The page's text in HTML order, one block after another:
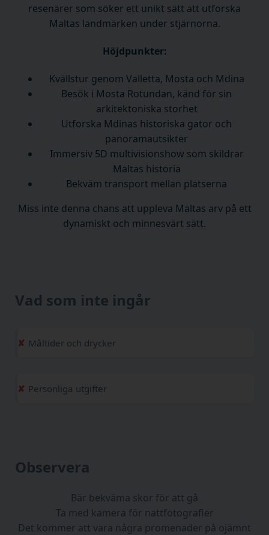
resenärer som söker ett unikt sätt att utforska
Maltas landmärken under stjärnorna.
Höjdpunkter:
Kvällstur genom Valletta, Mosta och Mdina
Besök i Mosta Rotundan, känd för sin
arkitektoniska storhet
Utforska Mdinas historiska gator och
panoramautsikter
Immersiv 5D multivisionshow som skildrar
Maltas historia
Bekväm transport mellan platserna
Miss inte denna chans att uppleva Maltas arv på ett
dynamiskt och minnesvärt sätt.
Vad som inte ingår
Måltider och drycker
Personliga utgifter
Observera
Bär bekväma skor för att gå
Ta med kamera för nattfotografier
Det kommer att vara några promenader på ojämnt